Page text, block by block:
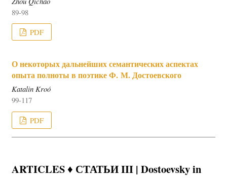
89-98
PDF
О некоторых дальнейших семантических аспектах
опыта полноты в поэтике Ф. М. Достоевского
Katalin Kroó
99-117
PDF
ARTICLES ♦ СТАТЬИ III | Dostoevsky in